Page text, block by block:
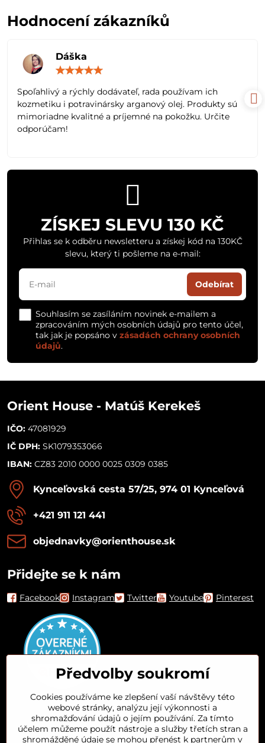
Hodnocení zákazníků
Dáška
5
Spoľahlivý a rýchly dodávateľ, rada používam ich
kozmetiku i potravinársky arganový olej. Produkty sú
mimoriadne kvalitné a príjemné na pokožku. Určite
odporúčam!
ZÍSKEJ SLEVU 130 KČ
Přihlas se k odběru newsletteru a získej kód na 130KČ
slevu, který ti pošleme na e-mail:
Odebírat
Souhlasím se zasíláním novinek e-mailem a
zpracováním mých osobních údajů pro tento účel,
tak jak je popsáno v zásadách ochrany osobních
údajů.
Orient House - Matúš Kerekeš
IČO: 47081929
IČ DPH: SK1079353066
IBAN: CZ83 2010 0000 0025 0309 0385
Kynceľovská cesta 57/25, 974 01 Kynceľová
+421 911 121 441
objednavky​@orienthouse​.sk
Přidejte se k nám
Facebook Instagram Twitter Youtube Pinterest
Orient House
Předvolby soukromí
Cookies používáme ke zlepšení vaší návštěvy této
webové stránky, analýzu její výkonnosti a
shromažďování údajů o jejím používání. Za tímto
účelem můžeme použít nástroje a služby třetích stran a
shromážděné údaje se mohou přenést k partnerům v